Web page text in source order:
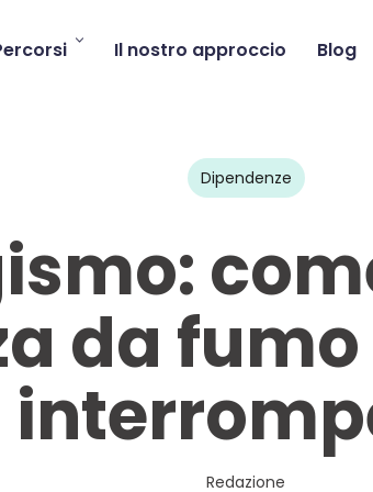
Il nostro approccio Blog
Dipendenze
da
Redazione